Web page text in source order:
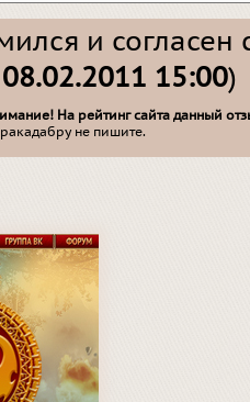
и согласен
08.02.2011 15:00)
На рейтинг сайта данный
не пишите.